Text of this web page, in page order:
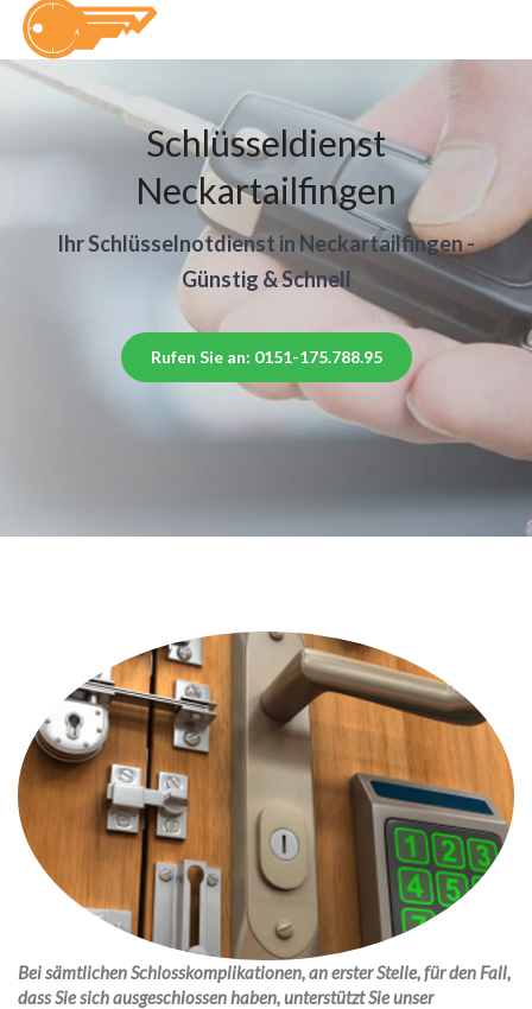
Schlüsseldienst
Neckartailfingen
Ihr Schlüsselnotdienst in Neckartailfingen -
Günstig & Schnell
Rufen Sie an: 0151-175.788.95
Bei sämtlichen Schlosskomplikationen, an erster Stelle, für den Fall,
dass Sie sich ausgeschlossen haben, unterstützt Sie unser